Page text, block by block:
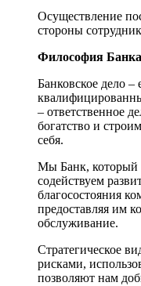
Осуществление
стороны
Философия
Банковское дело
– ответственное
богатство и
себя.
Мы Банк, который
содействуем
благосостояния
предоставляя им
обслуживание.
Стратегическое
рисками,
позволяют нам